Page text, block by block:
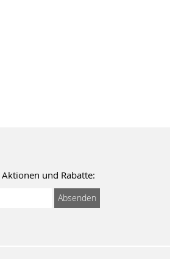
und Rabatte:
Absenden